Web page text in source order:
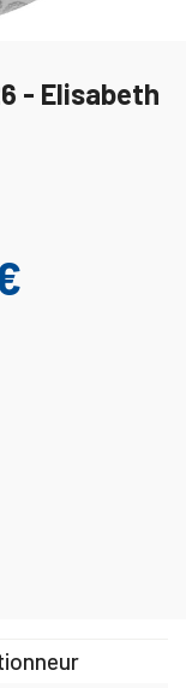
- Elisabeth